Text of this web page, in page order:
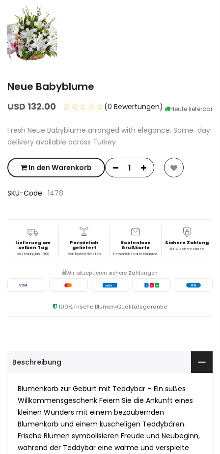
Neue Babyblume
USD 132.00 Heute lieferbar
☆☆☆☆☆(0 Bewertungen)
Fresh Neue Babyblume arranged with elegance. Same-day
delivery available across Turkey
In den Warenkorb
SKU-Code : 1478
Lieferung am
selben Tag
Bestellung bis 19:00
Persönlich
geliefert
Von lokalen Floristen
Kostenlose
Grußkarte
Persönliche Karte inklusive
Sichere Zahlung
100% sichere Kasse
Wir akzeptieren sichere Zahlungen
VISA AMEX J C B
100% frische Blumen Qualitätsgarantie
Beschreibung
Blumenkorb zur Geburt mit Teddybär – Ein süßes
Willkommensgeschenk Feiern Sie die Ankunft eines
kleinen Wunders mit einem bezaubernden
Blumenkorb und einem kuscheligen Teddybären.
Frische Blumen symbolisieren Freude und Neubeginn,
während der Teddybär eine warme und verspielte